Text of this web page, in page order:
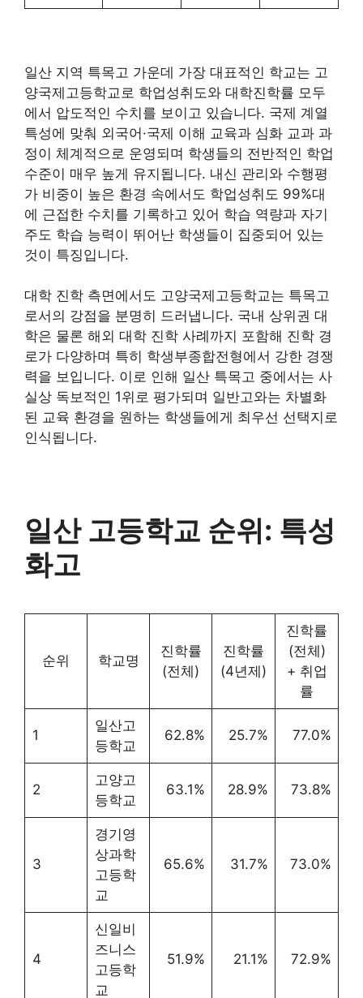
일산 지역 특목고 가운데 가장 대표적인 학교는 고
양국제고등학교로 학업성취도와 대학진학률 모두
에서 압도적인 수치를 보이고 있습니다. 국제 계열
특성에 맞춰 외국어·국제 이해 교육과 심화 교과 과
정이 체계적으로 운영되며 학생들의 전반적인 학업
수준이 매우 높게 유지됩니다. 내신 관리와 수행평
가 비중이 높은 환경 속에서도 학업성취도 99%대
에 근접한 수치를 기록하고 있어 학습 역량과 자기
주도 학습 능력이 뛰어난 학생들이 집중되어 있는
것이 특징입니다.
대학 진학 측면에서도 고양국제고등학교는 특목고
로서의 강점을 분명히 드러냅니다. 국내 상위권 대
학은 물론 해외 대학 진학 사례까지 포함해 진학 경
로가 다양하며 특히 학생부종합전형에서 강한 경쟁
력을 보입니다. 이로 인해 일산 특목고 중에서는 사
실상 독보적인 1위로 평가되며 일반고와는 차별화
된 교육 환경을 원하는 학생들에게 최우선 선택지로
인식됩니다.
일산 고등학교 순위: 특성
화고
순위 학교명
진학률
(전체)
진학률
(4년제)
진학률
(전체)
+ 취업
률
1
일산고
등학교
62.8% 25.7% 77.0%
2
고양고
등학교
63.1% 28.9% 73.8%
3
경기영
상과학
고등학
교
65.6% 31.7% 73.0%
4
신일비
즈니스
고등학
교
51.9% 21.1% 72.9%